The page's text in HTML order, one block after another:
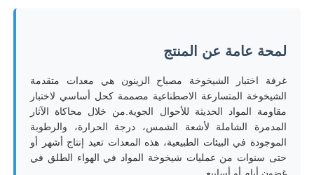
المنتجات
حول بنا
جولة في المعمل
لمحة عامة عن المنتج
غرفة اختبار الشيخوخة مصباح الزينون هي معدات متقدمة
الشيخوخة المتسارعة الاصطناعية مصممة كحل أساسي لاختبار
مقاومة المواد الحديثة للأحوال الجوية.من خلال محاكاة الآثار
المدمرة الشاملة لأشعة الشمس، درجة الحرارة، والرطوبة
الموجودة في البيئات الطبيعية، هذه المعدات تعيد إنتاج أشهر أو
حتى سنوات من عمليات شيخوخة المواد في الهواء الطلق في
غضون أيام أو أسابيع.